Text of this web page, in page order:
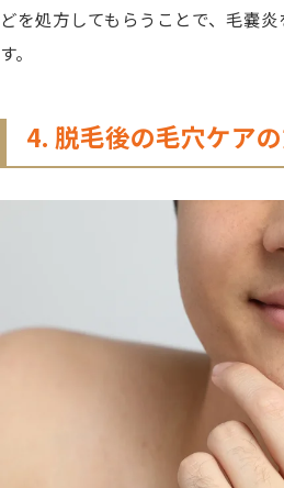
どを処方してもらうことで、毛嚢
す。
4. 脱毛後の毛穴ケア